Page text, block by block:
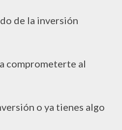
de la inversión
comprometerte al
o ya tienes algo